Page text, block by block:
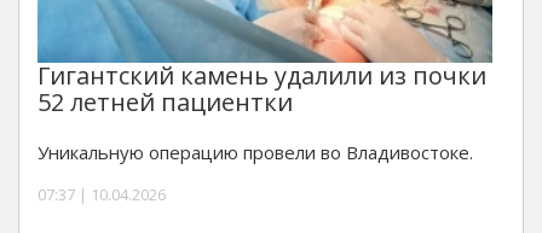
Гигантский камень удалили из почки
52 летней пациентки
Уникальную операцию провели во Владивостоке.
07:37 | 10.04.2026